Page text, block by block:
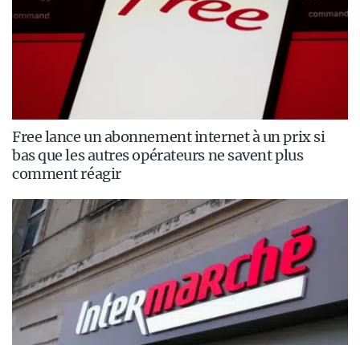
Free lance un abonnement internet à un prix si
bas que les autres opérateurs ne savent plus
comment réagir